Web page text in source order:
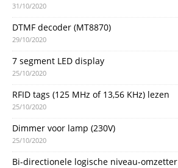
31/10/2020
DTMF decoder (MT8870)
29/10/2020
7 segment LED display
25/10/2020
RFID tags (125 MHz of 13,56 KHz) lezen
25/10/2020
Dimmer voor lamp (230V)
25/10/2020
Bi-directionele logische niveau-omzetter